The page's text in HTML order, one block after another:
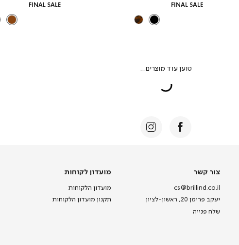
FINAL SALE
FINAL SALE
צור
צור קשר
cs@brillind.co.il
יעקב פרימן 20, ראשון-לציון
שלח פנייה
מועדון
מועדון לקוחות
מועדון הלקוחות
תקנון מועדון הלקוחות